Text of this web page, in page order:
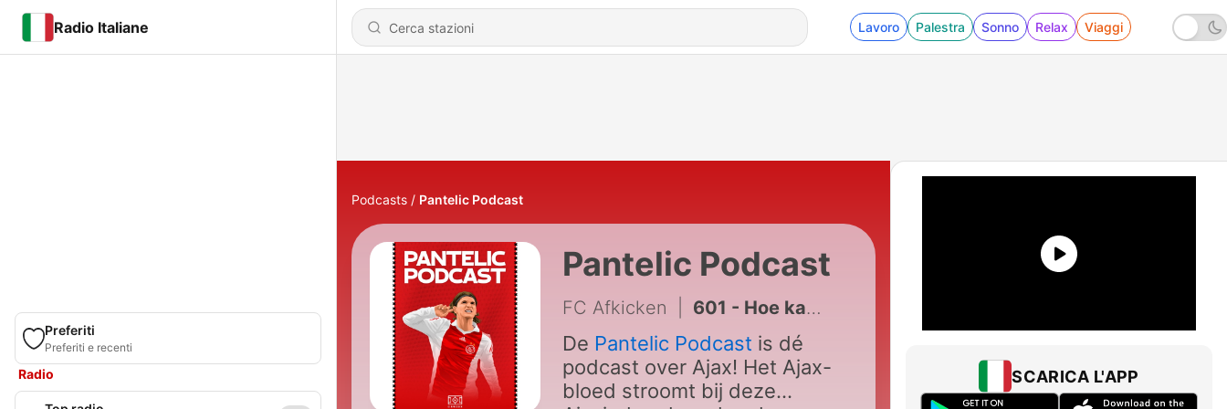
Radio Italiane Lavoro Palestra Sonno Relax Viaggi
Preferiti
Preferiti e recenti
Radio
Podcasts Pantelic Podcast
Pantelic Podcast
FC Afkicken 601 - Hoe kan Ajax zoveel geld uitgeven? | Poen & Pegels | Pantelic Podcast
De Pantelic Podcast is dé
podcast over Ajax! Het Ajax-
bloed stroomt bij deze
SCARICA L'APP